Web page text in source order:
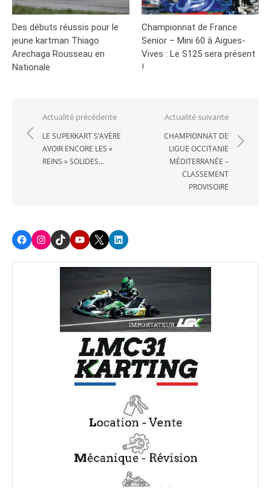
Des débuts réussis pour le
jeune kartman Thiago
Arechaga Rousseau en
Nationale
Championnat de France
Senior – Mini 60 à Aigues-
Vives : Le S125 sera présent
!
Navigation
de
l’article
Actualité précédente
LE SUPERKART S’AVÈRE
AVOIR ENCORE LES «
REINS » SOLIDES…
Actualité suivante
CHAMPIONNAT DE
LIGUE OCCITANIE
MÉDITERRANÉE –
CLASSEMENT
PROVISOIRE
FacebookInstagram
TikTokYoutube
X LinkedIn